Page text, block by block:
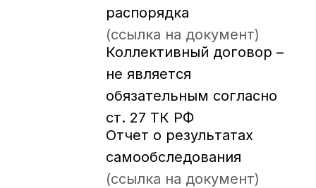
распорядка
(ссылка на документ)
Коллективный договор –
не является
обязательным согласно
ст. 27 ТК РФ
Отчет о результатах
самообследования
(ссылка на документ)